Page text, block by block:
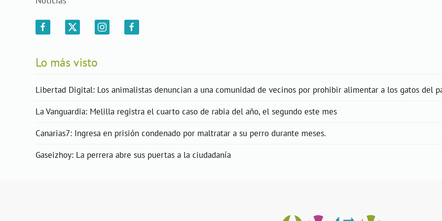
Lo más visto
Libertad Digital: Los animalistas denuncian a una comunidad de vecinos por prohibir alimentar a los gatos del
La Vanguardia: Melilla registra el cuarto caso de rabia del año, el segundo este mes
Canarias7: Ingresa en prisión condenado por maltratar a su perro durante meses.
Gaseizhoy: La perrera abre sus puertas a la ciudadanía